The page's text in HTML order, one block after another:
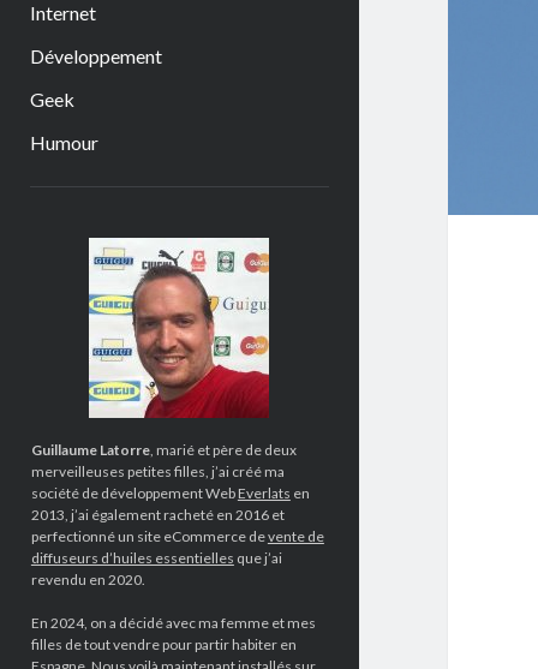
Internet
Développement
Geek
Humour
Guillaume Latorre, marié et père de deux
merveilleuses petites filles, j’ai créé ma
société de développement Web Everlats en
2013, j’ai également racheté en 2016 et
perfectionné un site eCommerce devente de
diffuseurs d’huiles essentielles que j’ai
revendu en 2020.
En 2024, on a décidé avec ma femme et mes
filles de tout vendre pour partir habiter en